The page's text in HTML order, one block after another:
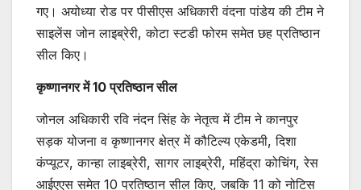
गए। अयोध्या रोड पर पीसीएस अधिकारी वंदना पांडेय की टीम ने
साइलेंस जोन लाइब्रेरी, कोटा स्टडी फोरम समेत छह प्रतिष्ठान
सील किए।
कृष्णानगर में 10 प्रतिष्ठान सील
जोनल अधिकारी रवि नंदन सिंह के नेतृत्व में टीम ने कानपुर
सड़क योजना व कृष्णानगर क्षेत्र में कौटिल्य एकेडमी, दिशा
कंप्यूटर, कान्हा लाइब्रेरी, सागर लाइब्रेरी, महिंद्रा कोचिंग, रेस
आईएएस समेत 10 प्रतिष्ठान सील किए, जबकि 11 को नोटिस